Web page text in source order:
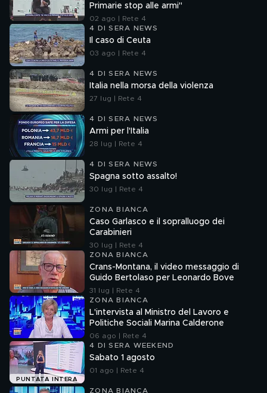
Primarie stop alle armi"
02 ago | Rete 4
4 DI SERA NEWS
Il caso di Ceuta
03 ago | Rete 4
4 DI SERA NEWS
Italia nella morsa della violenza
27 lug | Rete 4
4 DI SERA NEWS
Armi per l'Italia
28 lug | Rete 4
4 DI SERA NEWS
Spagna sotto assalto!
30 lug | Rete 4
ZONA BIANCA
Caso Garlasco e il sopralluogo dei
Carabinieri
30 lug | Rete 4
ZONA BIANCA
Crans-Montana, il video messaggio di
Guido Bertolaso per Leonardo Bove
31 lug | Rete 4
ZONA BIANCA
L'intervista al Ministro del Lavoro e
Politiche Sociali Marina Calderone
06 ago | Rete 4
PUNTATA INTERA
4 DI SERA WEEKEND
Sabato 1 agosto
01 ago | Rete 4
ZONA BIANCA